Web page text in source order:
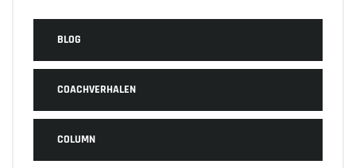
BLOG
COACHVERHALEN
COLUMN